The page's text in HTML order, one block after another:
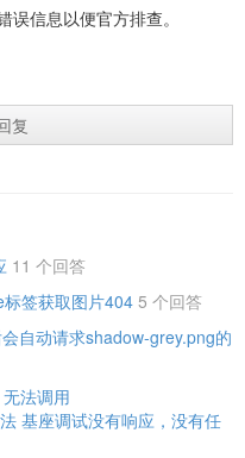
信息以便官方排查。
复
11 个回答
标签获取图片404 5 个回答
自动请求shadow-grey.png的
法调用
基座调试没有响应，没有任